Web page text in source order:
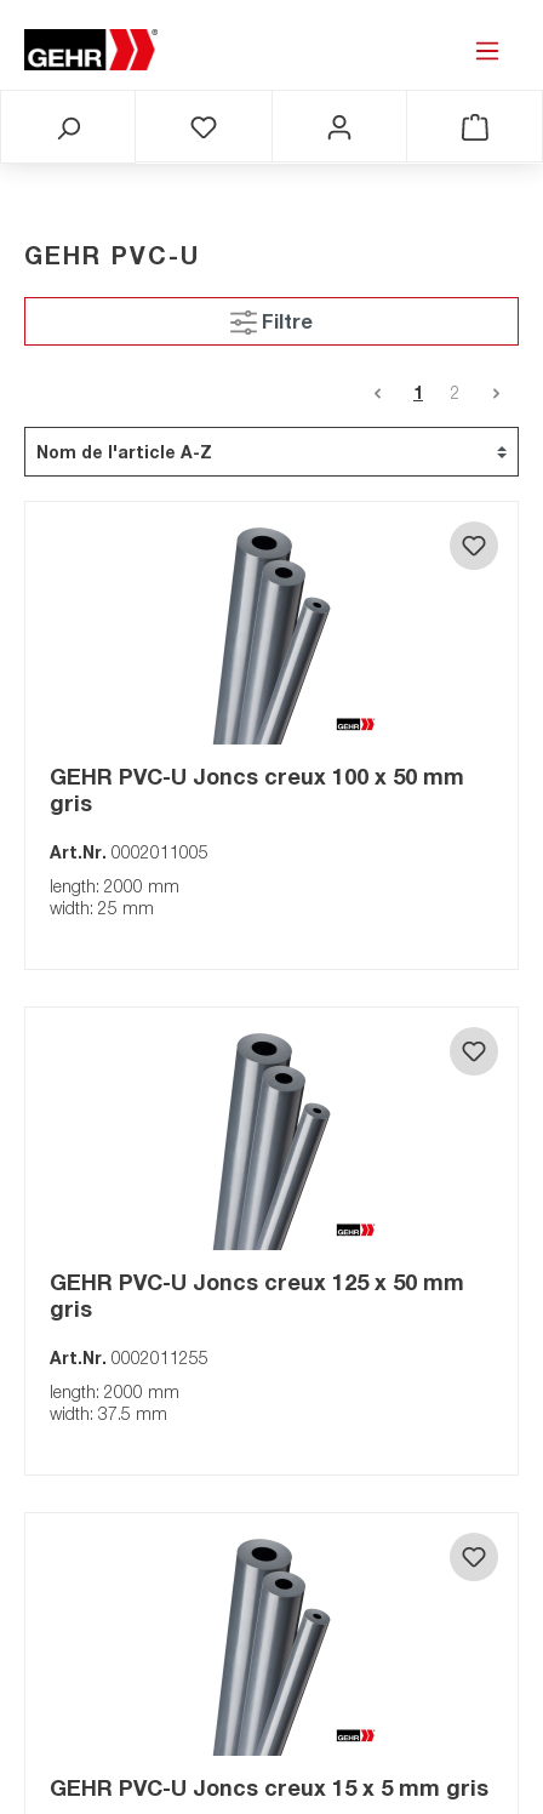
GEHR PVC-U
Filtre
1 2
GEHR PVC-U Joncs creux 100 x 50 mm
gris
Art.Nr. 0002011005
length: 2000 mm
width: 25 mm
GEHR PVC-U Joncs creux 125 x 50 mm
gris
Art.Nr. 0002011255
length: 2000 mm
width: 37.5 mm
GEHR PVC-U Joncs creux 15 x 5 mm gris